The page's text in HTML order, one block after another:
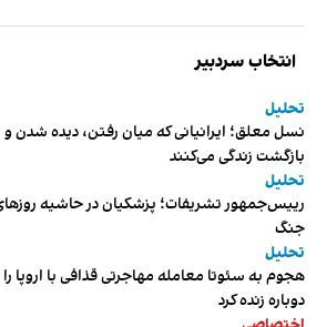
انتخاب سردبیر
تحلیل
نسل معلق؛ ایرانیانی که میان رفتن، دیده شدن و
بازگشت زندگی می‌کنند
تحلیل
رییس‌جمهور تشریفات؛ پزشکیان در حاشیه
جنگ
تحلیل
هجوم به سئوتا معامله مهاجرتی قذافی با اروپا را
دوباره زنده کرد